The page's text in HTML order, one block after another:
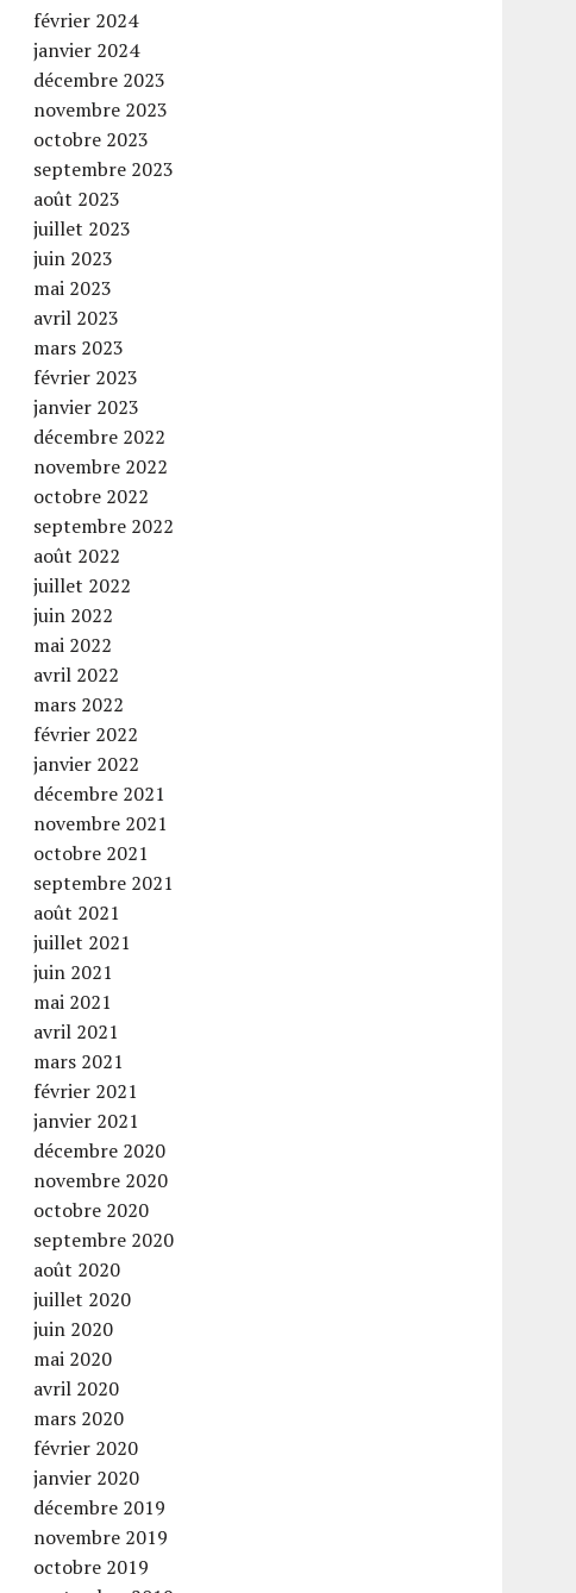
février 2024
janvier 2024
décembre 2023
novembre 2023
octobre 2023
septembre 2023
août 2023
juillet 2023
juin 2023
mai 2023
avril 2023
mars 2023
février 2023
janvier 2023
décembre 2022
novembre 2022
octobre 2022
septembre 2022
août 2022
juillet 2022
juin 2022
mai 2022
avril 2022
mars 2022
février 2022
janvier 2022
décembre 2021
novembre 2021
octobre 2021
septembre 2021
août 2021
juillet 2021
juin 2021
mai 2021
avril 2021
mars 2021
février 2021
janvier 2021
décembre 2020
novembre 2020
octobre 2020
septembre 2020
août 2020
juillet 2020
juin 2020
mai 2020
avril 2020
mars 2020
février 2020
janvier 2020
décembre 2019
novembre 2019
octobre 2019